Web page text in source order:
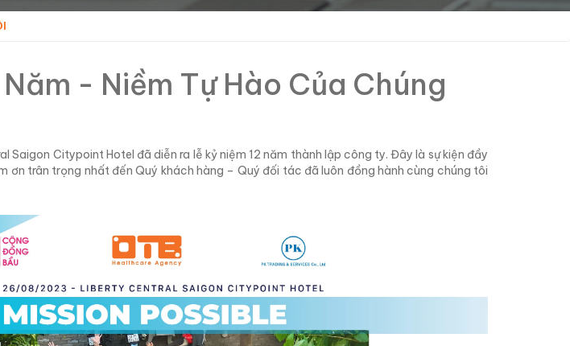
- Niềm Tự Hào Của Chúng
Citypoint Hotel đã diễn ra lễ kỷ niệm 12 năm thành lập công ty. Đây là sự kiện đầy
ơn trân trọng nhất đến Quý khách hàng – Quý đối tác đã luôn đồng hành cùng chúng tôi